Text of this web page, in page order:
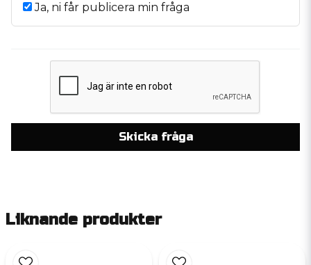
Ja, ni får publicera min fråga
Skicka fråga
Liknande produkter